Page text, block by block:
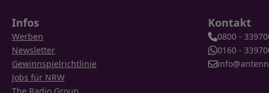
Infos
Werben
Newsletter
Gewinnspielrichtlinie
Jobs für NRW
Kontakt
0800 -
0160 -